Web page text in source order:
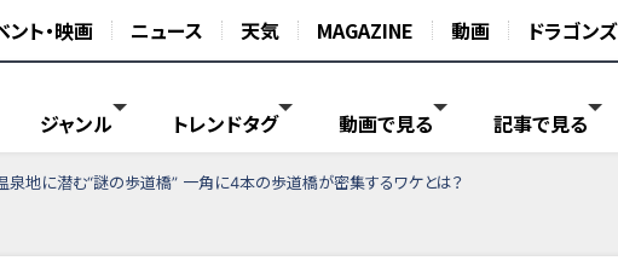
ント・映画 ニュース 天気 MAGAZINE 動画 ドラゴンズ
ジャンル トレンドタグ 動画で見る 記事で見る
泉地に潜む“謎の歩道橋” 一角に4本の歩道橋が密集するワケとは？